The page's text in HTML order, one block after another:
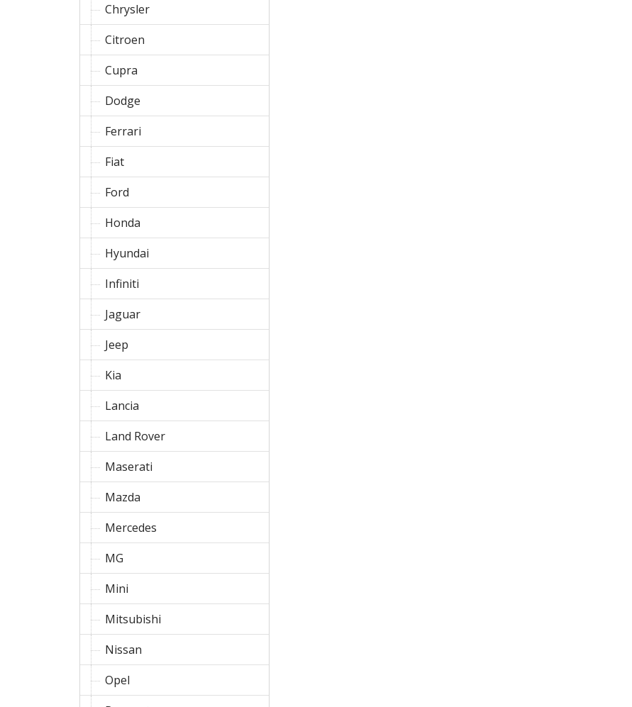
Chrysler
Citroen
Cupra
Dodge
Ferrari
Fiat
Ford
Honda
Hyundai
Infiniti
Jaguar
Jeep
Kia
Lancia
Land Rover
Maserati
Mazda
Mercedes
MG
Mini
Mitsubishi
Nissan
Opel